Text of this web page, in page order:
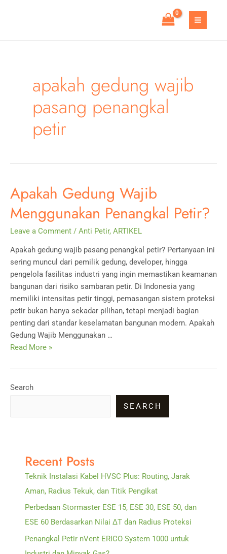
MAIN
apakah gedung wajib
pasang penangkal
petir
Apakah Gedung Wajib
Menggunakan Penangkal Petir?
Leave a Comment / Anti Petir, ARTIKEL
Apakah gedung wajib pasang penangkal petir? Pertanyaan ini
sering muncul dari pemilik gedung, developer, hingga
pengelola fasilitas industri yang ingin memastikan keamanan
bangunan dari risiko sambaran petir. Di Indonesia yang
memiliki intensitas petir tinggi, pemasangan sistem proteksi
petir bukan hanya sekadar pilihan, tetapi menjadi bagian
penting dari standar keselamatan bangunan modern. Apakah
Gedung Wajib Menggunakan …
Apakah
Wajib
Menggunakan
Read More »
Search
SEARCH
Recent Posts
Teknik Instalasi Kabel HVSC Plus: Routing, Jarak
Aman, Radius Tekuk, dan Titik Pengikat
Perbedaan Stormaster ESE 15, ESE 30, ESE 50, dan
ESE 60 Berdasarkan Nilai ΔT dan Radius Proteksi
Penangkal Petir nVent ERICO System 1000 untuk